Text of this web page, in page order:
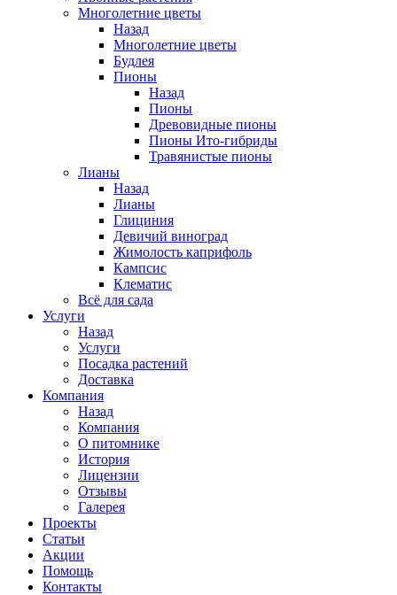
Многолетние цветы
Назад
Многолетние цветы
Будлея
Пионы
Назад
Пионы
Древовидные пионы
Пионы Ито-гибриды
Травянистые пионы
Лианы
Назад
Лианы
Глициния
Девичий виноград
Жимолость каприфоль
Кампсис
Клематис
Всё для сада
Услуги
Назад
Услуги
Посадка растений
Доставка
Компания
Назад
Компания
О питомнике
История
Лицензии
Отзывы
Галерея
Проекты
Статьи
Акции
Помощь
Контакты